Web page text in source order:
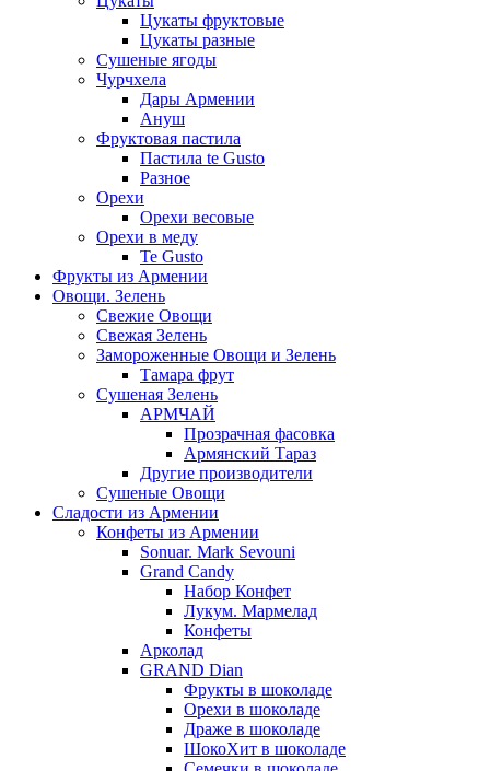
Цукаты фруктовые
Цукаты разные
Сушеные ягоды
Чурчхела
Дары Армении
Ануш
Фруктовая пастила
Пастила te Gusto
Разное
Орехи
Орехи весовые
Орехи в меду
Te Gusto
Фрукты из Армении
Овощи. Зелень
Свежие Овощи
Свежая Зелень
Замороженные Овощи и Зелень
Тамара фрут
Сушеная Зелень
АРМЧАЙ
Прозрачная фасовка
Армянский Тараз
Другие производители
Сушеные Овощи
Сладости из Армении
Конфеты из Армении
Sonuar. Mark Sevouni
Grand Candy
Набор Конфет
Лукум. Мармелад
Конфеты
Арколад
GRAND Dian
Фрукты в шоколаде
Орехи в шоколаде
Драже в шоколаде
ШокоХит в шоколаде